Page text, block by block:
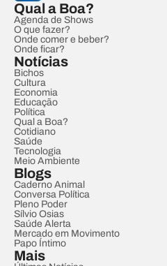
Qual a Boa?
Agenda de Shows
O que fazer?
Onde comer e beber?
Onde ficar?
Notícias
Bichos
Cultura
Economia
Educação
Política
Qual a Boa?
Cotidiano
Saúde
Tecnologia
Meio Ambiente
Blogs
Caderno Animal
Conversa Política
Pleno Poder
Sílvio Osias
Saúde Alerta
Mercado em Movimento
Papo Íntimo
Mais